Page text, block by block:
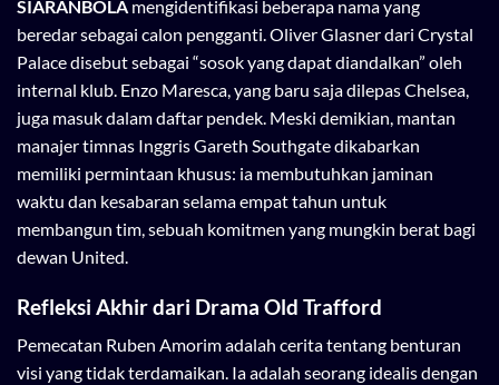
SIARANBOLA mengidentifikasi beberapa nama yang
beredar sebagai calon pengganti. Oliver Glasner dari Crystal
Palace disebut sebagai “sosok yang dapat diandalkan” oleh
internal klub. Enzo Maresca, yang baru saja dilepas Chelsea,
juga masuk dalam daftar pendek. Meski demikian, mantan
manajer timnas Inggris Gareth Southgate dikabarkan
memiliki permintaan khusus: ia membutuhkan jaminan
waktu dan kesabaran selama empat tahun untuk
membangun tim, sebuah komitmen yang mungkin berat bagi
dewan United.
Refleksi Akhir dari Drama Old Trafford
Pemecatan Ruben Amorim adalah cerita tentang benturan
visi yang tidak terdamaikan. Ia adalah seorang idealis dengan